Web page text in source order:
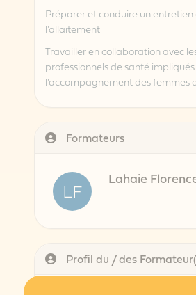
Préparer et conduire un entretien
l'allaitement
Travailler en collaboration avec
professionnels de santé
l'accompagnement des femmes
Formateurs
LF
Lahaie
Profil du / des